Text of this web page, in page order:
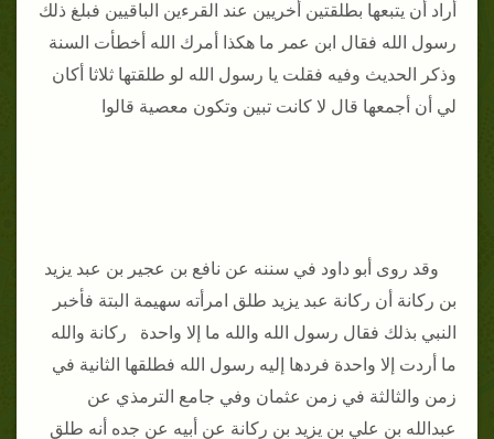
أراد أن يتبعها بطلقتين أخريين عند القرءين الباقيين فبلغ ذلك
رسول الله فقال ابن عمر ما هكذا أمرك الله أخطأت السنة
وذكر الحديث وفيه فقلت يا رسول الله لو طلقتها ثلاثا أكان
لي أن أجمعها قال لا كانت تبين وتكون معصية قالوا
وقد روى أبو داود في سننه عن نافع بن عجير بن عبد يزيد
بن ركانة أن ركانة عبد يزيد طلق امرأته سهيمة البتة فأخبر
النبي بذلك فقال رسول الله والله ما إلا واحدة ركانة والله
ما أردت إلا واحدة فردها إليه رسول الله فطلقها الثانية في
زمن والثالثة في زمن عثمان وفي جامع الترمذي عن
عبدالله بن علي بن يزيد بن ركانة عن أبيه عن جده أنه طلق